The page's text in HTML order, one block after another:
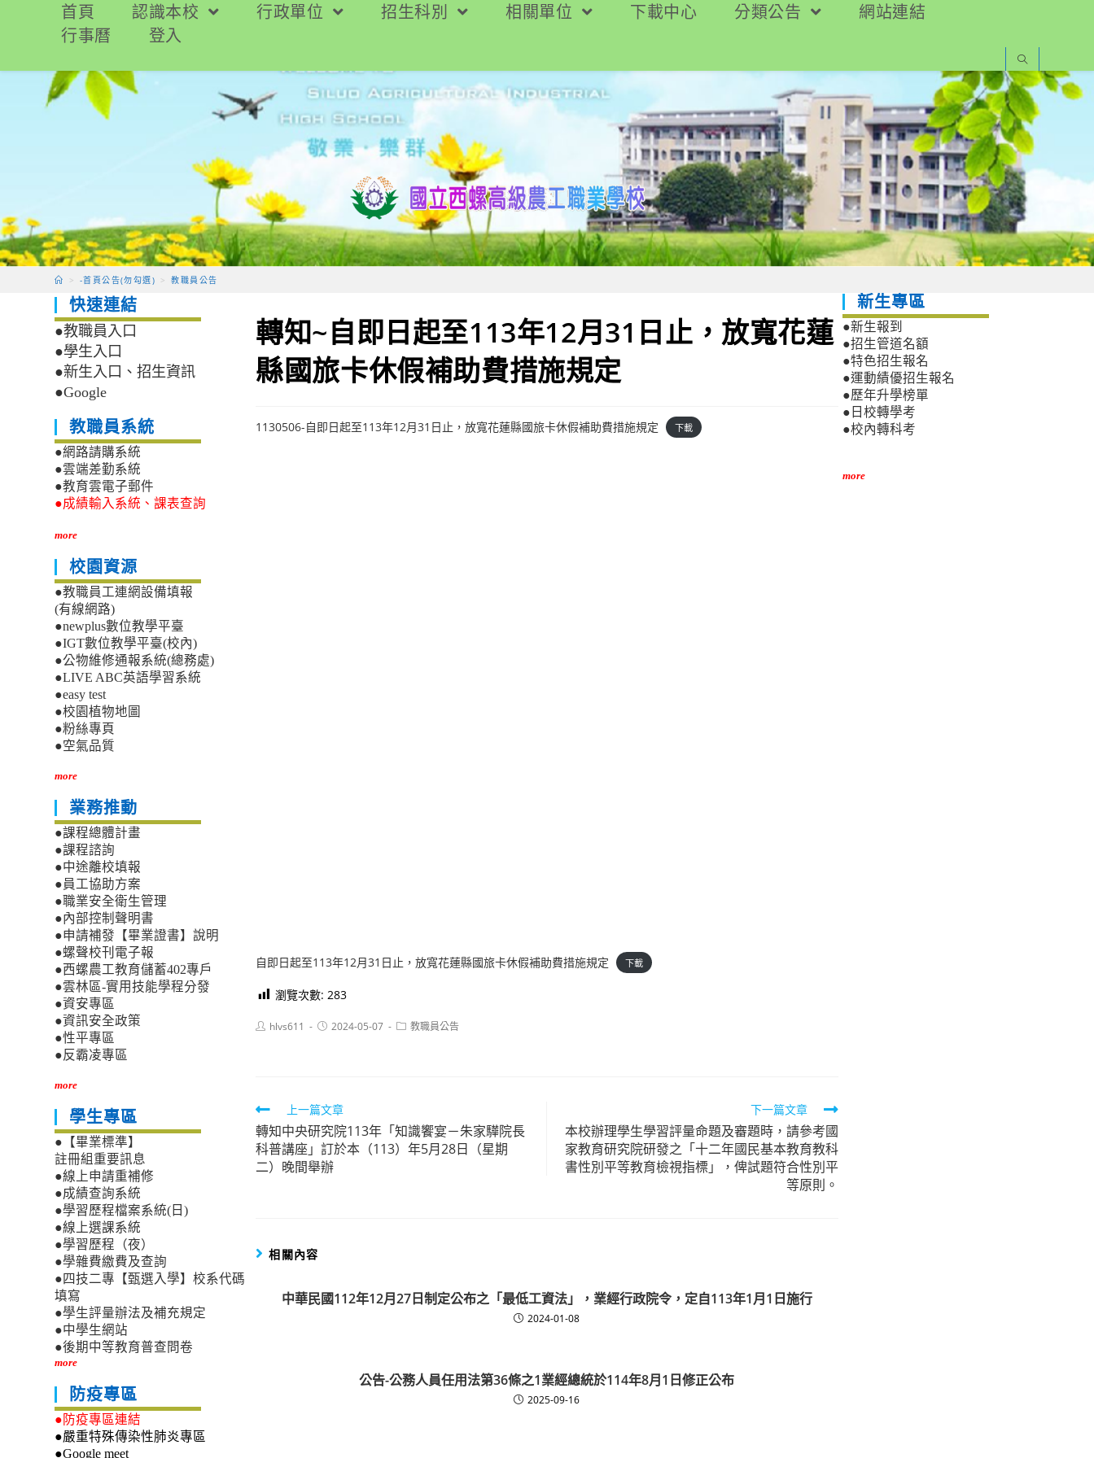
要
首頁 認識本校 行政單位 招生科別 相關單位 下載中心 分類公告
網站連結
行事曆
登入
> -首頁公告(勿勾選) > 教職員公告
轉知~自即日起至113年12月31日止，放寬花蓮
縣國旅卡休假補助費措施規定
1130506-自即日起至113年12月31日止，放寬花蓮縣國旅卡休假補助費措施規定 下載
自即日起至113年12月31日止，放寬花蓮縣國旅卡休假補助費措施規定 下載
瀏覽次數: 283
Posthlvs611
Post2024-05-07
Post教職員公告
Read
more
articles
上一篇文章
轉知中央研究院113年「知識饗宴－朱家驊院長
科普講座」訂於本（113）年5月28日（星期
二）晚間舉辦
下一篇文章
本校辦理學生學習評量命題及審題時，請參考國
家教育研究院研發之「十二年國民基本教育教科
書性別平等教育檢視指標」，俾試題符合性別平
等原則。
相關內容
中華民國112年12月27日制定公布之「最低工資法」，業經行政院令，定自113年1月1日施行
2024-01-08
公告-公務人員任用法第36條之1業經總統於114年8月1日修正公布
2025-09-16
快速連結
●教職員入口
●學生入口
●新生入口、招生資訊
●Google
教職員系統
●網路請購系統
●雲端差勤系統
●教育雲電子郵件
●成績輸入系統、課表查詢
more
校園資源
●教職員工連網設備填報
(有線網路)
●newplus數位教學平臺
●IGT數位教學平臺(校內)
●公物維修通報系統(總務處)
●LIVE ABC英語學習系統
●easy test
●校園植物地圖
●粉絲專頁
●空氣品質
more
業務推動
●課程總體計畫
●課程諮詢
●中途離校填報
●員工協助方案
●職業安全衛生管理
●內部控制聲明書
●申請補發【畢業證書】說明
●螺聲校刊電子報
●西螺農工教育儲蓄402專戶
●雲林區-實用技能學程分發
●資安專區
●資訊安全政策
●性平專區
●反霸凌專區
more
學生專區
●【畢業標準】
註冊組重要訊息
●線上申請重補修
●成績查詢系統
●學習歷程檔案系統(日)
●線上選課系統
●學習歷程（夜）
●學雜費繳費及查詢
●四技二專【甄選入學】校系代碼
填寫
●學生評量辦法及補充規定
●中學生網站
●後期中等教育普查問卷
more
防疫專區
●防疫專區連結
●嚴重特殊傳染性肺炎專區
●Google meet
新生專區
●新生報到
●招生管道名額
●特色招生報名
●運動績優招生報名
●歷年升學榜單
●日校轉學考
●校內轉科考
more